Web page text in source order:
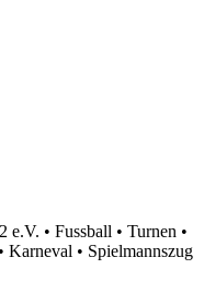
• Fussball • Turnen •
Karneval • Spielmannszug